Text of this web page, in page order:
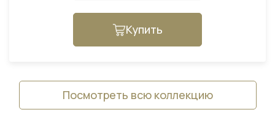
Купить
Посмотреть всю коллекцию